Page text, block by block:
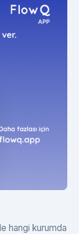
hangi kurumda